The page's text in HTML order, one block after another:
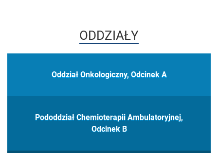
ODDZIAŁY
Oddział Onkologiczny, Odcinek A
Pododdział Chemioterapii Ambulatoryjnej,
Odcinek B